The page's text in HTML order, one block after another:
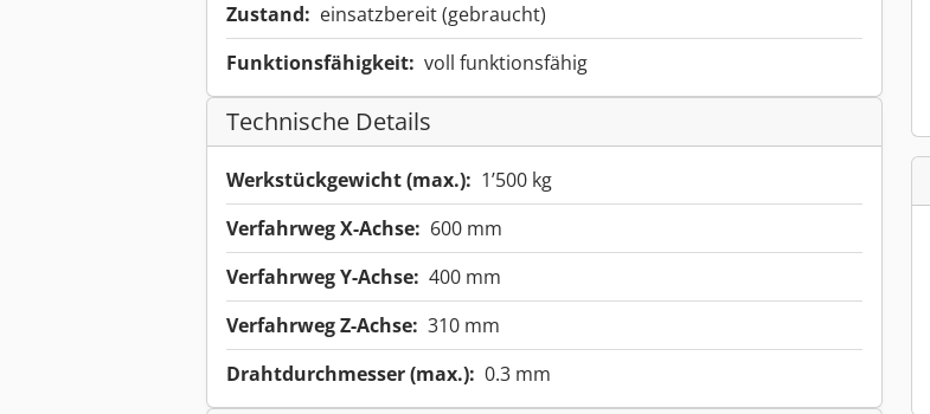
Zustand: einsatzbereit (gebraucht)
Funktionsfähigkeit: voll funktionsfähig
Technische Details
Werkstückgewicht (max.): 1’500 kg
Verfahrweg X-Achse: 600 mm
Verfahrweg Y-Achse: 400 mm
Verfahrweg Z-Achse: 310 mm
Drahtdurchmesser (max.): 0.3 mm